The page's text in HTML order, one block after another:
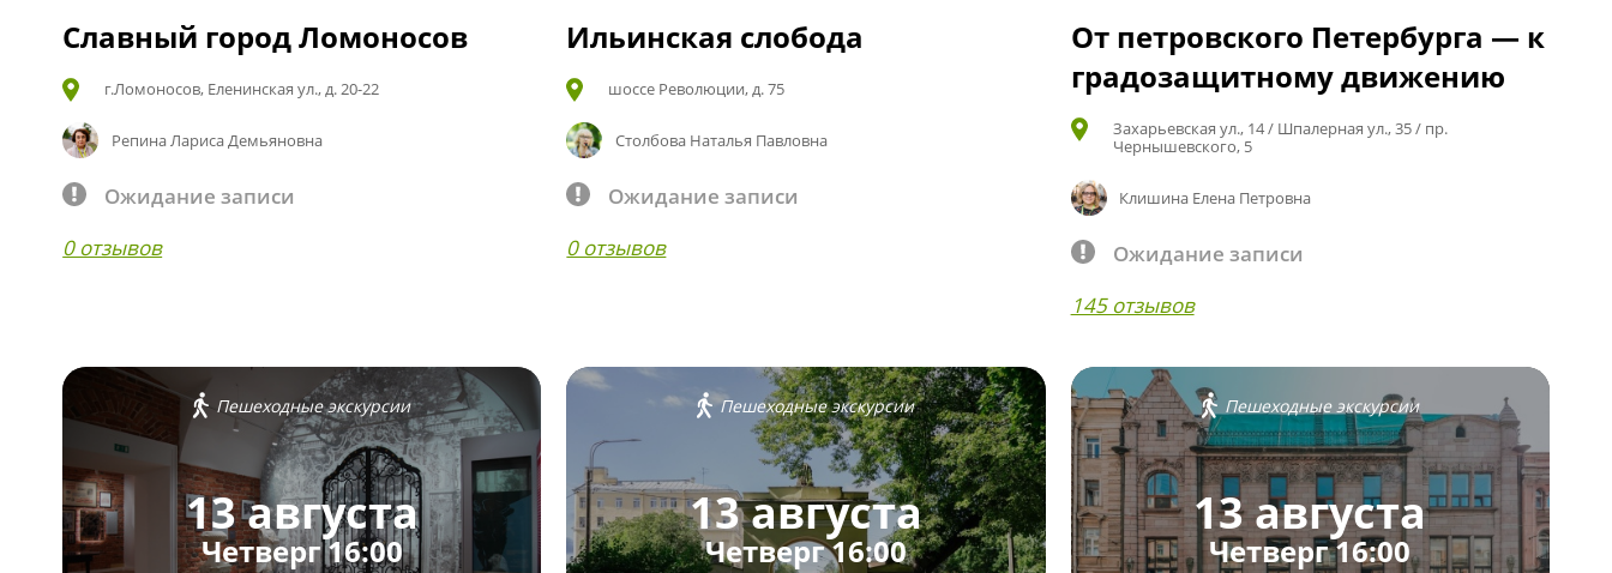
Славный город Ломоносов
г.Ломоносов, Еленинская ул., д. 20-22
Репина Лариса Демьяновна
Ожидание записи
0 отзывов
Ильинская слобода
шоссе Революции, д. 75
Столбова Наталья Павловна
Ожидание записи
0 отзывов
От петровского Петербурга — к
градозащитному движению
Захарьевская ул., 14 / Шпалерная ул., 35 / пр.
Чернышевского, 5
Клишина Елена Петровна
Ожидание записи
145 отзывов
Пешеходные экскурсии
13 августа
Четверг 16:00
Пешеходные экскурсии
13 августа
Четверг 16:00
Пешеходные экскурсии
13 августа
Четверг 16:00